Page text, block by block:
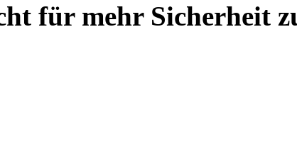
für mehr Sicherheit